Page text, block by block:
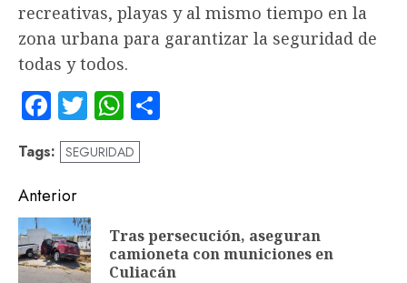
recreativas, playas y al mismo tiempo en la
zona urbana para garantizar la seguridad de
todas y todos.
Facebook
TwitterWhatsApp
Tags: SEGURIDAD
Navegación
de
entradas
Anterior
Tras persecución, aseguran
camioneta con municiones en
Culiacán